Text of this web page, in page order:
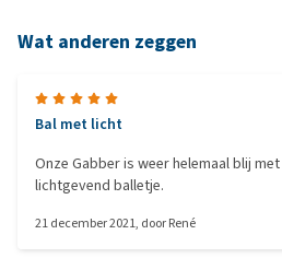
Wat anderen zeggen
Bal met licht
Onze Gabber is weer helemaal blij
lichtgevend balletje.
21 december 2021, doorRené